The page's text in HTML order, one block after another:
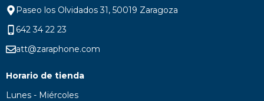
Paseo los Olvidados 31, 50019 Zaragoza
642 34 22 23
att@zaraphone.com
Horario de tienda
Lunes - Miércoles